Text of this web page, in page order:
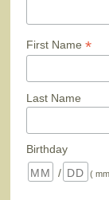
First Name *
Last Name
Birthday
/
(